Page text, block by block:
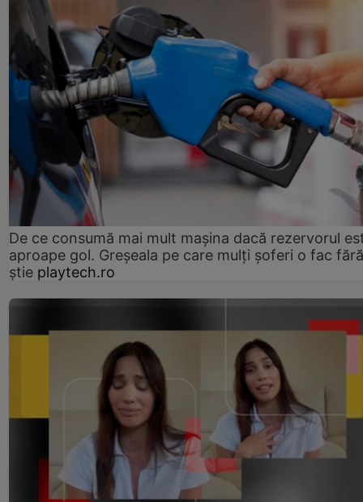
De ce consumă mai mult mașina dacă rezervorul
aproape gol. Greșeala pe care mulți șoferi o fac
știe playtech.ro